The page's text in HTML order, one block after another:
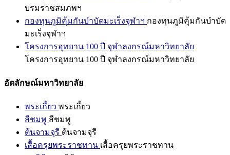
บรมราชสมภพฯ
กองทุนภูมิคุ้มกันบำบัดมะเร็งจุฬาฯ กองทุนภูมิคุ้มกันบำบัด
มะเร็งจุฬาฯ
โครงการอุทยาน 100 ปี จุฬาลงกรณ์มหาวิทยาลัย
โครงการอุทยาน 100 ปี จุฬาลงกรณ์มหาวิทยาลัย
อัตลักษณ์มหาวิทยาลัย
พระเกี้ยว พระเกี้ยว
สีชมพู สีชมพู
ต้นจามจุรี ต้นจามจุรี
เสื้อครุยพระราชทาน เสื้อครุยพระราชทาน